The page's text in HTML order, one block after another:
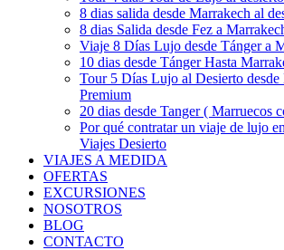
8 dias salida desde Marrakech al
8 dias Salida desde Fez a
Viaje 8 Días Lujo desde Tánger a
10 dias desde Tánger Hasta
Tour 5 Días Lujo al Desierto desde
Premium
20 dias desde Tanger ( Marruecos
Por qué contratar un viaje de lujo
Viajes Desierto
VIAJES A MEDIDA
OFERTAS
EXCURSIONES
NOSOTROS
BLOG
CONTACTO